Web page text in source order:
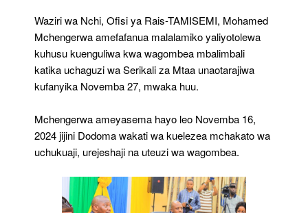
Waziri wa Nchi, Ofisi ya Rais-TAMISEMI, Mohamed
Mchengerwa amefafanua malalamiko yaliyotolewa
kuhusu kuenguliwa kwa wagombea mbalimbali
katika uchaguzi wa Serikali za Mtaa unaotarajiwa
kufanyika Novemba 27, mwaka huu.
Mchengerwa ameyasema hayo leo Novemba 16,
2024 jijini Dodoma wakati wa kuelezea mchakato wa
uchukuaji, urejeshaji na uteuzi wa wagombea.